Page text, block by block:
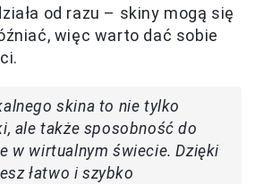
od razu – skiny mogą się
więc warto dać sobie
skina to nie tylko
ale także sposobność do
w wirtualnym świecie. Dzięki
łatwo i szybko